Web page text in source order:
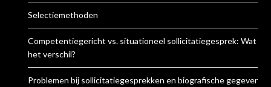
Selectiemethoden
Competentiegericht vs. situationeel sollicitatiegesprek: Wat is
het verschil?
Problemen bij sollicitatiegesprekken en biografische gegevens